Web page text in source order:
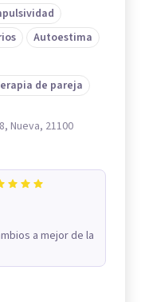
Autoestima
de pareja
Nueva, 21100
a mejor de la